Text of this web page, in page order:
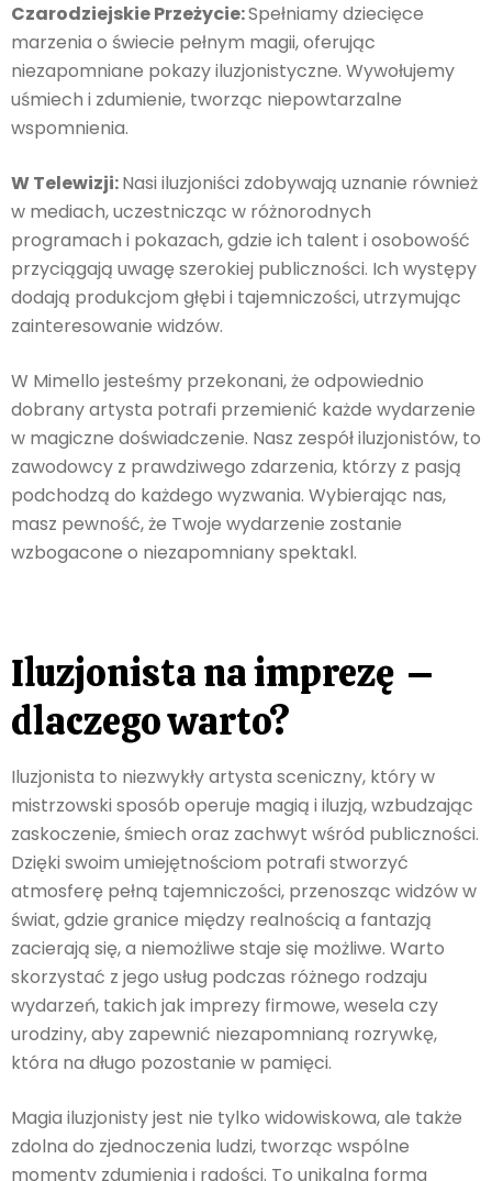
Czarodziejskie Przeżycie:Spełniamy dziecięce
marzenia o świecie pełnym magii, oferując
niezapomniane pokazy iluzjonistyczne. Wywołujemy
uśmiech i zdumienie, tworząc niepowtarzalne
wspomnienia.
W Telewizji:Nasi iluzjoniści zdobywają uznanie również
w mediach, uczestnicząc w różnorodnych
programach i pokazach, gdzie ich talent i osobowość
przyciągają uwagę szerokiej publiczności. Ich występy
dodają produkcjom głębi i tajemniczości, utrzymując
zainteresowanie widzów.
W Mimello jesteśmy przekonani, że odpowiednio
dobrany artysta potrafi przemienić każde wydarzenie
w magiczne doświadczenie. Nasz zespół iluzjonistów, to
zawodowcy z prawdziwego zdarzenia, którzy z pasją
podchodzą do każdego wyzwania. Wybierając nas,
masz pewność, że Twoje wydarzenie zostanie
wzbogacone o niezapomniany spektakl.
Iluzjonista na imprezę –
dlaczego warto?
Iluzjonista to niezwykły artysta sceniczny, który w
mistrzowski sposób operuje magią i iluzją, wzbudzając
zaskoczenie, śmiech oraz zachwyt wśród publiczności.
Dzięki swoim umiejętnościom potrafi stworzyć
atmosferę pełną tajemniczości, przenosząc widzów w
świat, gdzie granice między realnością a fantazją
zacierają się, a niemożliwe staje się możliwe. Warto
skorzystać z jego usług podczas różnego rodzaju
wydarzeń, takich jak imprezy firmowe, wesela czy
urodziny, aby zapewnić niezapomnianą rozrywkę,
która na długo pozostanie w pamięci.
Magia iluzjonisty jest nie tylko widowiskowa, ale także
zdolna do zjednoczenia ludzi, tworząc wspólne
momenty zdumienia i radości. To unikalna forma